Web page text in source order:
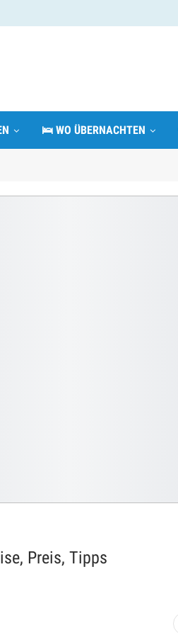
🛌 WO ÜBERNACHTEN
Preis, Tipps